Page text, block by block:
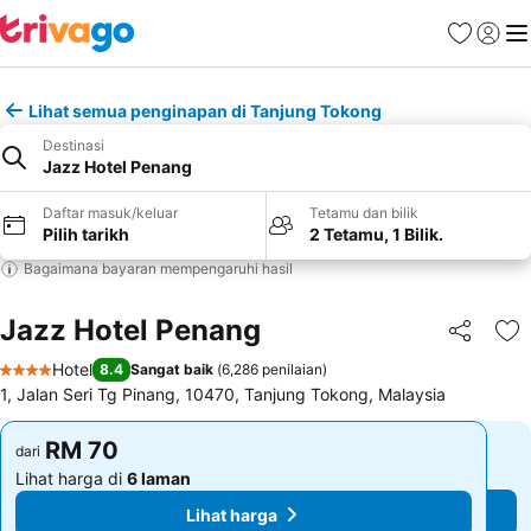
Kegemaran
Daftar
Lihat semua penginapan di Tanjung Tokong
Destinasi
Jazz Hotel Penang
Daftar masuk/keluar
Pilih tarikh
Tetamu dan bilik
2 Tetamu, 1 Bilik.
Bagaimana bayaran mempengaruhi hasil
Jazz Hotel Penang Kongsi
4 Bintang
Hotel 8.4 Sangat baik (6,286 penilaian)
1, Jalan Seri Tg Pinang, 10470, Tanjung Tokong, Malaysia
dari RM 70
Lihat harga di 6 laman
Lihat harga
dari RM 70
Lihat harga di 6 laman
Lihat harga